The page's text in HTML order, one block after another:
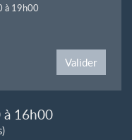
à 19h00
Valider
à 16h00